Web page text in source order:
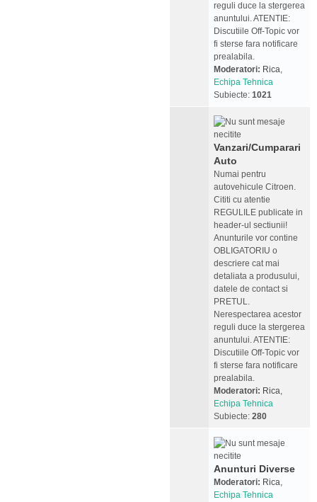
reguli duce la stergerea
anuntului. ATENTIE:
Discutiile Off-Topic vor
fi sterse fara notificare
prealabila.
Moderatori: Rica,
Echipa Tehnica
Subiecte: 1021
Vanzari/Cumparari
Auto
Numai pentru
autovehicule Citroen.
Cititi cu atentie
REGULILE publicate in
header-ul sectiunii!
Anunturile vor contine
OBLIGATORIU o
descriere cat mai
detaliata a produsului,
datele de contact si
PRETUL.
Nerespectarea acestor
reguli duce la stergerea
anuntului. ATENTIE:
Discutiile Off-Topic vor
fi sterse fara notificare
prealabila.
Moderatori: Rica,
Echipa Tehnica
Subiecte: 280
Anunturi Diverse
Moderatori: Rica,
Echipa Tehnica